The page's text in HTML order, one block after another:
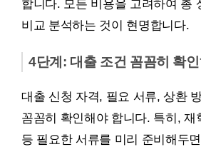
합니다. 모든 비용을 고려하여 총
비교 분석하는 것이 현명합니다.
4단계: 대출 조건 꼼꼼히 확인
대출 신청 자격, 필요 서류, 상환
꼼꼼히 확인해야 합니다. 특히, 재
등 필요한 서류를 미리 준비해두